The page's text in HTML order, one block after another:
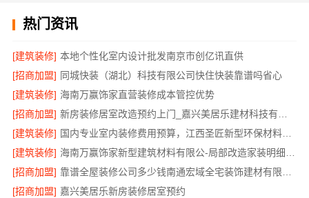
热门资讯
[建筑装修] 本地个性化室内设计批发南京市创亿讯直供
[招商加盟] 同城快装（湖北）科技有限公司快住快装靠谱吗省心
[建筑装修] 海南万赢饰家直营装修成本管控优势
[招商加盟]
[建筑装修]
国内专业室内装修费用预算，江西圣匠新型环保材料有限公司透明报价
[建筑装修]
[招商加盟]
[招商加盟] 嘉兴美居乐新房装修居室预约